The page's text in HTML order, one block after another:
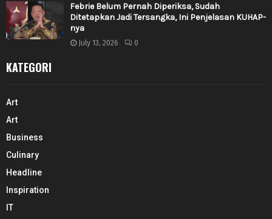
Febrie Belum Pernah Diperiksa, Sudah
Ditetapkan Jadi Tersangka, Ini Penjelasan KUHAP-
nya
July 13, 2026 0
KATEGORI
Art
Art
Business
Culinary
Headline
Inspiration
IT